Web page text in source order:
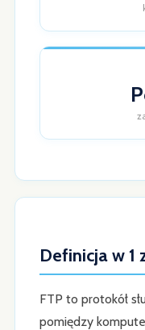
Definicja w 1
FTP to protokół
pomiędzy